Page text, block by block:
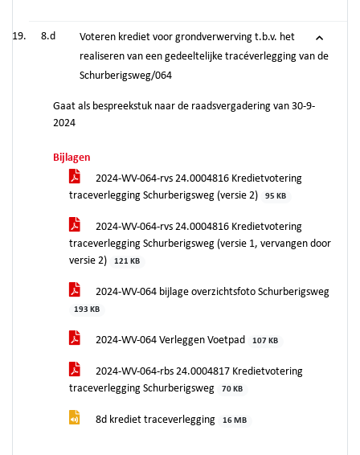
8.d
Voteren krediet voor grondverwerving t.b.v. het
realiseren van een gedeeltelijke tracéverlegging van de
Schurberigsweg/064
Gaat als bespreekstuk naar de raadsvergadering van 30-9-
2024
Bijlagen
2024-WV-064-rvs 24.0004816 Kredietvotering
traceverlegging Schurberigsweg (versie 2)
95 KB
2024-WV-064-rvs 24.0004816 Kredietvotering
traceverlegging Schurberigsweg (versie 1, vervangen door
versie 2)
121 KB
2024-WV-064 bijlage overzichtsfoto Schurberigsweg
193 KB
2024-WV-064 Verleggen Voetpad 107 KB
2024-WV-064-rbs 24.0004817 Kredietvotering
traceverlegging Schurberigsweg
70 KB
8d krediet traceverlegging 16 MB